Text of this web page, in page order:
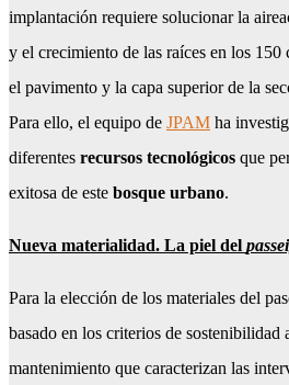
implantación requiere solucionar la
y el crecimiento de las raíces en los 150
el pavimento y la capa superior de la
Para ello, el equipo de JPAM ha
diferentes recursos tecnológicos que
exitosa de este bosque urbano.
Nueva materialidad. La piel del
Para la elección de los materiales del
basado en los criterios de
mantenimiento que caracterizan las